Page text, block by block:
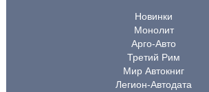
Новинки
Монолит
Арго-Авто
Третий Рим
Мир Автокниг
Легион-Автодата